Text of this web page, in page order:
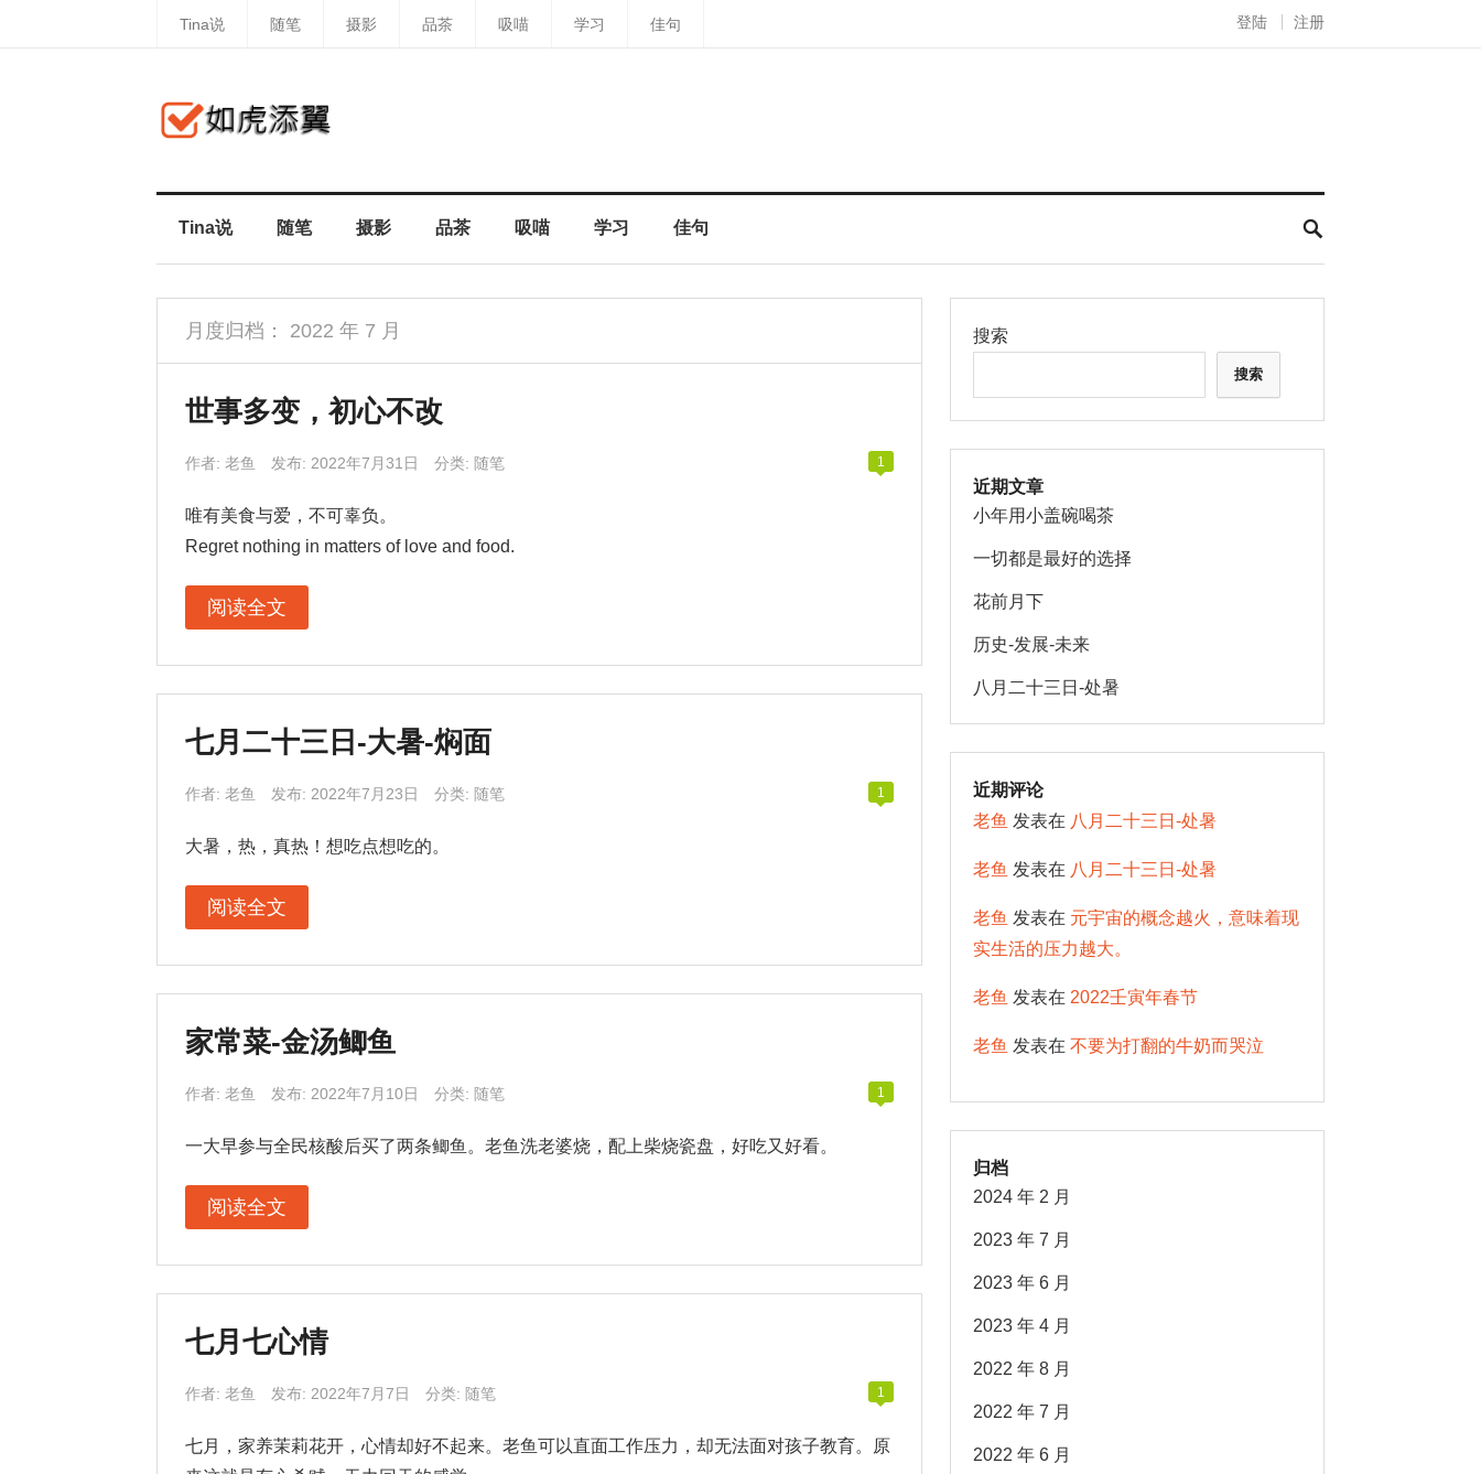
Tina说 随笔 摄影 品茶 吸喵 学习 佳句 登陆 注册
Tina说 随笔 摄影 品茶 吸喵 学习 佳句
月度归档： 2022 年 7 月
世事多变，初心不改
作者: 老鱼 发布: 2022年7月31日 分类: 随笔 1
唯有美食与爱，不可辜负。
Regret nothing in matters of love and food.
阅读全文
七月二十三日-大暑-焖面
作者: 老鱼 发布: 2022年7月23日 分类: 随笔 1
大暑，热，真热！想吃点想吃的。
阅读全文
家常菜-金汤鲫鱼
作者: 老鱼 发布: 2022年7月10日 分类: 随笔 1
一大早参与全民核酸后买了两条鲫鱼。老鱼洗老婆烧，配上柴烧瓷盘，好吃又好看。
阅读全文
七月七心情
作者: 老鱼 发布: 2022年7月7日 分类: 随笔 1
七月，家养茉莉花开，心情却好不起来。老鱼可以直面工作压力，却无法面对孩子教育。原
搜索
搜索
近期文章
小年用小盖碗喝茶
一切都是最好的选择
花前月下
历史-发展-未来
八月二十三日-处暑
近期评论
老鱼 发表在 八月二十三日-处暑
老鱼 发表在 八月二十三日-处暑
老鱼 发表在 元宇宙的概念越火，意味着现
实生活的压力越大。
老鱼 发表在 2022壬寅年春节
老鱼 发表在 不要为打翻的牛奶而哭泣
归档
2024 年 2 月
2023 年 7 月
2023 年 6 月
2023 年 4 月
2022 年 8 月
2022 年 7 月
2022 年 6 月